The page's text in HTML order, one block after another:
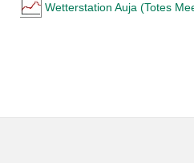
Wetterstation Auja (Totes